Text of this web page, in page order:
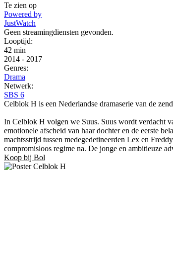
Te zien op
Powered by
JustWatch
Geen streamingdiensten gevonden.
Looptijd:
42 min
2014 - 2017
Genres:
Drama
Netwerk:
SBS 6
Celblok H is een Nederlandse dramaserie van de
In Celblok H volgen we Suus. Suus wordt verdacht
emotionele afscheid van haar dochter en de eerste
machtsstrijd tussen medegedetineerden Lex en
compromisloos regime na. De jonge en ambitieuze
Koop bij Bol